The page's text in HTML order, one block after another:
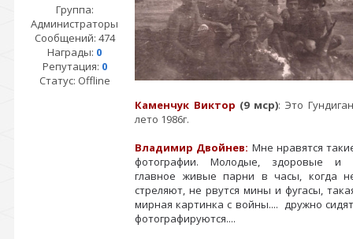
Группа:
Администраторы
Сообщений: 474
Награды: 0
Репутация: 0
Статус: Offline
Каменчук Виктор (9 мср): Это
лето 1986г.
Владимир Двойнев: Мне нравятся
фотографии. Молодые, здоровые и
главное живые парни в часы, когда
стреляют, не рвутся мины и фугасы,
мирная картинка с войны.... дружно
фотографируются....